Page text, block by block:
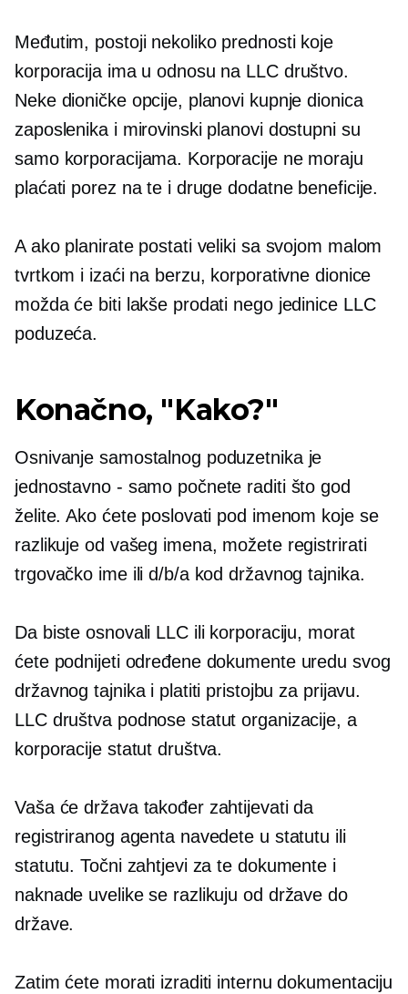
Međutim, postoji nekoliko prednosti koje
korporacija ima u odnosu na LLC društvo.
Neke dioničke opcije, planovi kupnje dionica
zaposlenika i mirovinski planovi dostupni su
samo korporacijama. Korporacije ne moraju
plaćati porez na te i druge dodatne beneficije.
A ako planirate postati veliki sa svojom malom
tvrtkom i izaći na berzu, korporativne dionice
možda će biti lakše prodati nego jedinice LLC
poduzeća.
Konačno, "Kako?"
Osnivanje samostalnog poduzetnika je
jednostavno - samo počnete raditi što god
želite. Ako ćete poslovati pod imenom koje se
razlikuje od vašeg imena, možete registrirati
trgovačko ime ili d/b/a kod državnog tajnika.
Da biste osnovali LLC ili korporaciju, morat
ćete podnijeti određene dokumente uredu svog
državnog tajnika i platiti pristojbu za prijavu.
LLC društva podnose statut organizacije, a
korporacije statut društva.
Vaša će država također zahtijevati da
registriranog agenta navedete u statutu ili
statutu. Točni zahtjevi za te dokumente i
naknade uvelike se razlikuju od države do
države.
Zatim ćete morati izraditi internu dokumentaciju